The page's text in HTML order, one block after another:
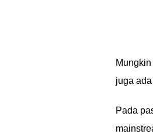
juga
Pada